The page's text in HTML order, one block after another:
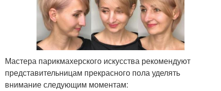
Мастера парикмахерского искусства рекомендуют
представительницам прекрасного пола уделять
внимание следующим моментам: